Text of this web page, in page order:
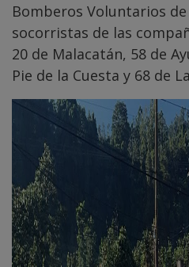
Bomberos Voluntarios
socorristas de las
20 de Malacatán, 58 de
Pie de la Cuesta y 68 de